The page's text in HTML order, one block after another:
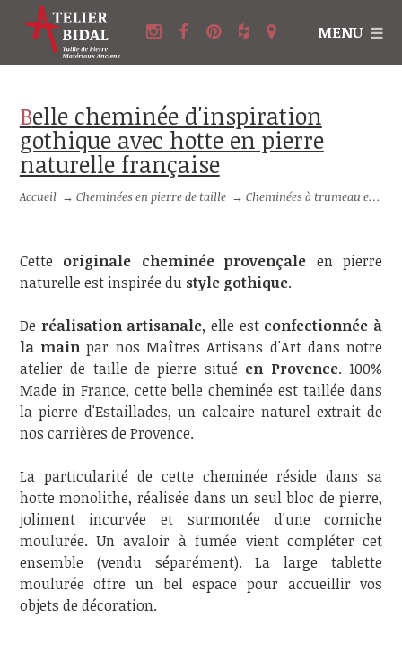
MENU
Belle cheminée d'inspiration
gothique avec hotte en pierre
naturelle française
Accueil → Cheminées en pierre de taille →Cheminées à trumeau en pierre
Cette originale cheminée provençale en pierre
naturelle est inspirée du style gothique.
De réalisation artisanale, elle est confectionnée à
la main par nos Maîtres Artisans d'Art dans notre
atelier de taille de pierre situé en Provence. 100%
Made in France, cette belle cheminée est taillée dans
la pierre d'Estaillades, un calcaire naturel extrait de
nos carrières de Provence.
La particularité de cette cheminée réside dans sa
hotte monolithe, réalisée dans un seul bloc de pierre,
joliment incurvée et surmontée d'une corniche
moulurée. Un avaloir à fumée vient compléter cet
ensemble (vendu séparément). La large tablette
moulurée offre un bel espace pour accueillir vos
objets de décoration.